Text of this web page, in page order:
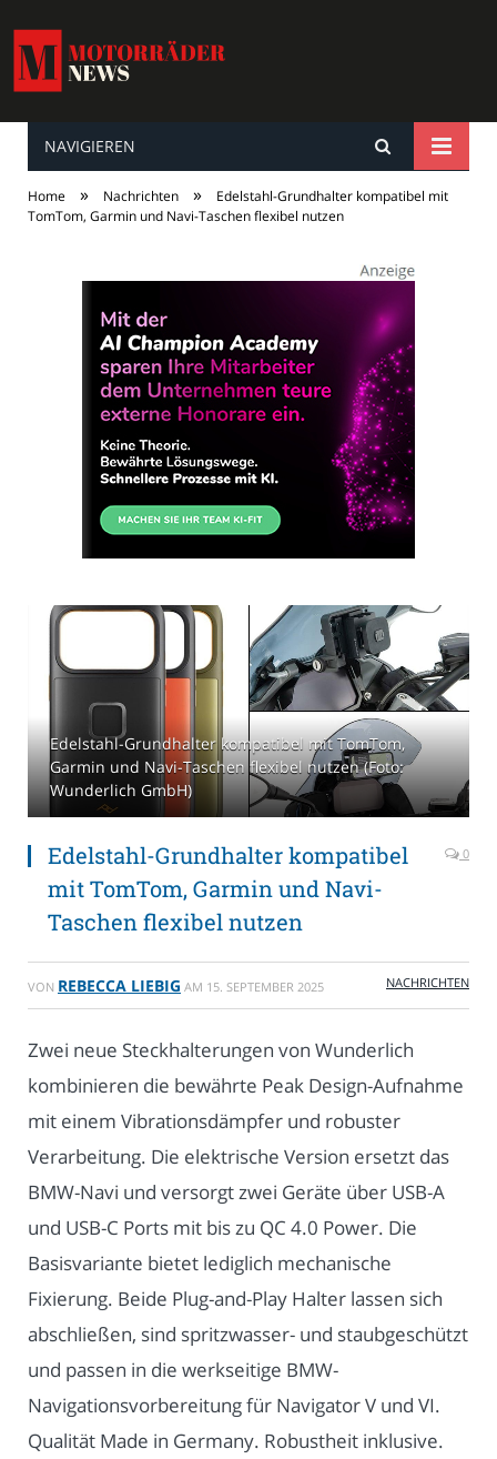
MotorräderNews
NAVIGIEREN
Home » Nachrichten »
Edelstahl-Grundhalter kompatibel mit
TomTom, Garmin und Navi-Taschen flexibel nutzen
Edelstahl-Grundhalter kompatibel mit TomTom,
Garmin und Navi-Taschen flexibel nutzen (Foto:
Wunderlich GmbH)
Edelstahl-Grundhalter kompatibel
mit TomTom, Garmin und Navi-
Taschen flexibel nutzen
0
VON REBECCA LIEBIG AM 15. SEPTEMBER 2025 NACHRICHTEN
Zwei neue Steckhalterungen von Wunderlich
kombinieren die bewährte Peak Design-Aufnahme
mit einem Vibrationsdämpfer und robuster
Verarbeitung. Die elektrische Version ersetzt das
BMW-Navi und versorgt zwei Geräte über USB-A
und USB-C Ports mit bis zu QC 4.0 Power. Die
Basisvariante bietet lediglich mechanische
Fixierung. Beide Plug-and-Play Halter lassen sich
abschließen, sind spritzwasser- und staubgeschützt
und passen in die werkseitige BMW-
Navigationsvorbereitung für Navigator V und VI.
Qualität Made in Germany. Robustheit inklusive.